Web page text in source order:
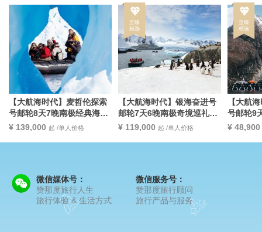
【大航海时代】麦哲伦探索
号邮轮8天7晚南极经典海空
联航——飞越德雷克海峡探
¥ 139,000 起 /单人价格
【大航海时代】银海奋进号
邮轮7天6晚南极奇境巡礼
——搭乘银海邮轮，开启一
¥ 119,000 起 /单人价格
【大航
号邮轮9
智利峡
¥ 48,900
微信媒体号：
赞那度旅行人生
旅行体验 & 生活方式
微信服务号：
赞那度旅行顾问
旅行产品与服务